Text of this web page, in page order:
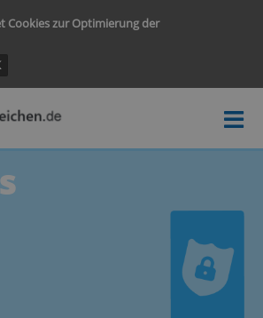
Cookies zur Optimierung der
OK